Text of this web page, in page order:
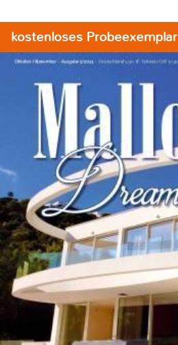
kostenloses Probeexemplar